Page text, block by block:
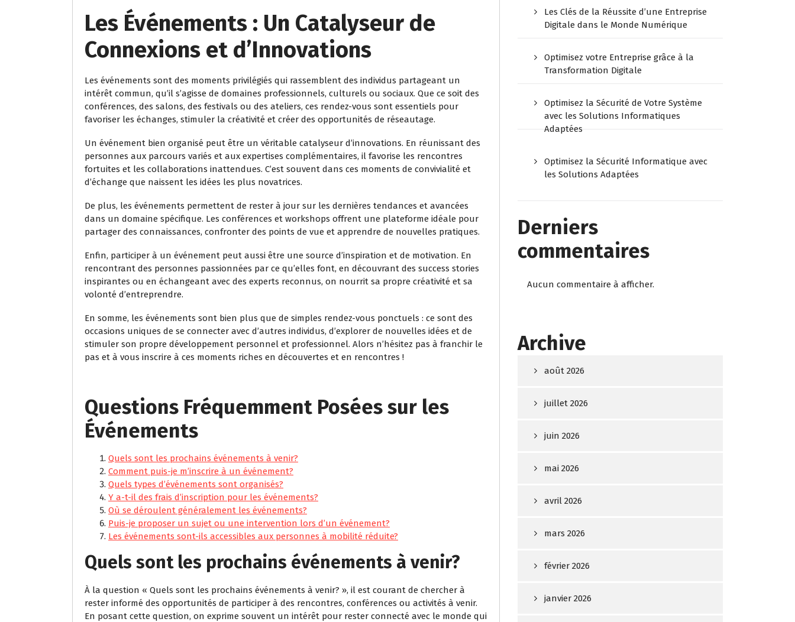
Les Événements : Un Catalyseur de
Connexions et d’Innovations
Les événements sont des moments privilégiés qui rassemblent des individus partageant un
intérêt commun, qu’il s’agisse de domaines professionnels, culturels ou sociaux. Que ce soit des
conférences, des salons, des festivals ou des ateliers, ces rendez-vous sont essentiels pour
favoriser les échanges, stimuler la créativité et créer des opportunités de réseautage.
Un événement bien organisé peut être un véritable catalyseur d’innovations. En réunissant des
personnes aux parcours variés et aux expertises complémentaires, il favorise les rencontres
fortuites et les collaborations inattendues. C’est souvent dans ces moments de convivialité et
d’échange que naissent les idées les plus novatrices.
De plus, les événements permettent de rester à jour sur les dernières tendances et avancées
dans un domaine spécifique. Les conférences et workshops offrent une plateforme idéale pour
partager des connaissances, confronter des points de vue et apprendre de nouvelles pratiques.
Enfin, participer à un événement peut aussi être une source d’inspiration et de motivation. En
rencontrant des personnes passionnées par ce qu’elles font, en découvrant des success stories
inspirantes ou en échangeant avec des experts reconnus, on nourrit sa propre créativité et sa
volonté d’entreprendre.
En somme, les événements sont bien plus que de simples rendez-vous ponctuels : ce sont des
occasions uniques de se connecter avec d’autres individus, d’explorer de nouvelles idées et de
stimuler son propre développement personnel et professionnel. Alors n’hésitez pas à franchir le
pas et à vous inscrire à ces moments riches en découvertes et en rencontres !
Questions Fréquemment Posées sur les
Événements
Quels sont les prochains événements à venir?
Comment puis-je m’inscrire à un événement?
Quels types d’événements sont organisés?
Y a-t-il des frais d’inscription pour les événements?
Où se déroulent généralement les événements?
Puis-je proposer un sujet ou une intervention lors d’un événement?
Les événements sont-ils accessibles aux personnes à mobilité réduite?
Quels sont les prochains événements à venir?
À la question « Quels sont les prochains événements à venir? », il est courant de chercher à
rester informé des opportunités de participer à des rencontres, conférences ou activités à venir.
En posant cette question, on exprime souvent un intérêt pour rester connecté avec le monde qui
Les Clés de la Réussite d’une Entreprise
Digitale dans le Monde Numérique
Optimisez votre Entreprise grâce à la
Transformation Digitale
Optimisez la Sécurité de Votre Système
avec les Solutions Informatiques
Adaptées
Optimisez la Sécurité Informatique avec
les Solutions Adaptées
Derniers
commentaires
Aucun commentaire à afficher.
Archive
août 2026
juillet 2026
juin 2026
mai 2026
avril 2026
mars 2026
février 2026
janvier 2026